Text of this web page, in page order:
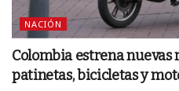
NACIÓN
Colombia estrena nuevas
patinetas, bicicletas y